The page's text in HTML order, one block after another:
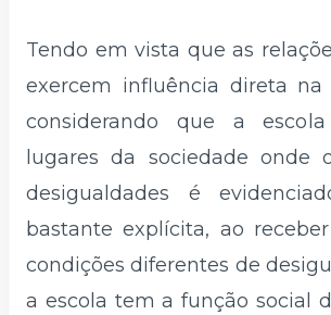
Tendo em vista que as
exercem influência direta na
considerando que a
lugares da sociedade onde
desigualdades é
bastante explícita, ao
condições diferentes de
a escola tem a função social